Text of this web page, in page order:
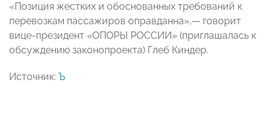
«Позиция жестких и обоснованных требований к
перевозкам пассажиров оправданна»,— говорит
вице-президент «ОПОРЫ РОССИИ» (приглашалась к
обсуждению законопроекта) Глеб Киндер.
Источник: Ъ